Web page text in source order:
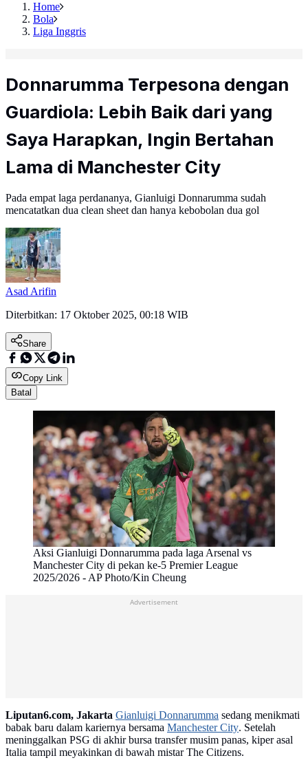
Home
Bola
Liga Inggris
Donnarumma Terpesona dengan
Guardiola: Lebih Baik dari yang
Saya Harapkan, Ingin Bertahan
Lama di Manchester City
Pada empat laga perdananya, Gianluigi Donnarumma sudah
mencatatkan dua clean sheet dan hanya kebobolan dua gol
Asad Arifin
Diterbitkan: 17 Oktober 2025, 00:18 WIB
Share
Copy Link
Batal
Aksi Gianluigi Donnarumma pada laga Arsenal vs
Manchester City di pekan ke-5 Premier League
2025/2026 - AP Photo/Kin Cheung
Advertisement
Liputan6.com, Jakarta Gianluigi Donnarumma sedang menikmati
babak baru dalam kariernya bersama Manchester City. Setelah
meninggalkan PSG di akhir bursa transfer musim panas, kiper asal
Italia tampil meyakinkan di bawah mistar The Citizens.